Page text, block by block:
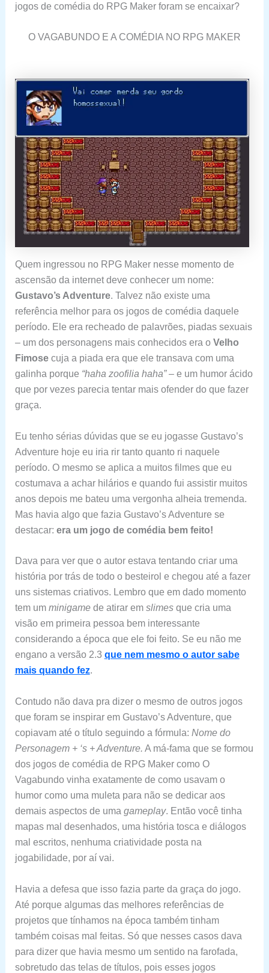
jogos de comédia do RPG Maker foram se encaixar?
O VAGABUNDO E A COMÉDIA NO RPG MAKER
Quem ingressou no RPG Maker nesse momento de
ascensão da internet deve conhecer um nome:
Gustavo’s Adventure. Talvez não existe uma
referência melhor para os jogos de comédia daquele
período. Ele era recheado de palavrões, piadas sexuais
– um dos personagens mais conhecidos era o Velho
Fimosecuja a piada era que ele transava com uma
galinha porque “haha zoofilia haha”– e um humor ácido
que por vezes parecia tentar mais ofender do que fazer
graça.
Eu tenho sérias dúvidas que se eu jogasse Gustavo’s
Adventure hoje eu iria rir tanto quanto ri naquele
período. O mesmo se aplica a muitos filmes que eu
costumava a achar hilários e quando fui assistir muitos
anos depois me bateu uma vergonha alheia tremenda.
Mas havia algo que fazia Gustavo’s Adventure se
destacar: era um jogo de comédia bem feito!
Dava para ver que o autor estava tentando criar uma
história por trás de todo o besteirol e chegou até a fazer
uns sistemas criativos. Lembro que em dado momento
tem um minigamede atirar em slimes que cria uma
visão em primeira pessoa bem interessante
considerando a época que ele foi feito. Se eu não me
engano a versão 2.3 que nem mesmo o autor sabe
mais quando fez.
Contudo não dava pra dizer o mesmo de outros jogos
que foram se inspirar em Gustavo’s Adventure, que
copiavam até o título seguindo a fórmula: Nome do
Personagem + ‘s + Adventure. A má-fama que se formou
dos jogos de comédia de RPG Maker como O
Vagabundo vinha exatamente de como usavam o
humor como uma muleta para não se dedicar aos
demais aspectos de uma gameplay. Então você tinha
mapas mal desenhados, uma história tosca e diálogos
mal escritos, nenhuma criatividade posta na
jogabilidade, por aí vai.
Havia a defesa que isso fazia parte da graça do jogo.
Até porque algumas das melhores referências de
projetos que tínhamos na época também tinham
também coisas mal feitas. Só que nesses casos dava
para dizer que havia mesmo um sentido na farofada,
sobretudo das telas de títulos, pois esses jogos